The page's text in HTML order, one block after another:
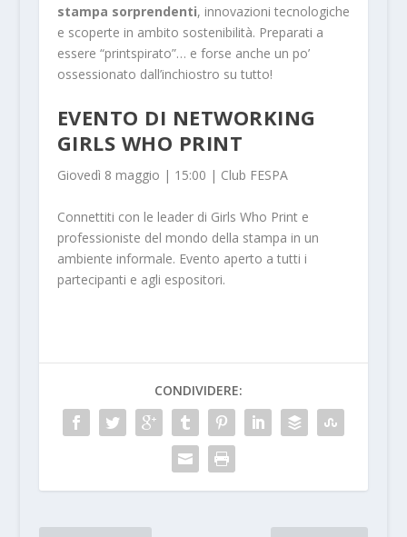
stampa sorprendenti, innovazioni tecnologiche
e scoperte in ambito sostenibilità. Preparati a
essere “printspirato”… e forse anche un po’
ossessionato dall’inchiostro su tutto!
EVENTO DI NETWORKING
GIRLS WHO PRINT
Giovedì 8 maggio | 15:00 | Club FESPA
Connettiti con le leader di Girls Who Print e
professioniste del mondo della stampa in un
ambiente informale. Evento aperto a tutti i
partecipanti e agli espositori.
CONDIVIDERE: